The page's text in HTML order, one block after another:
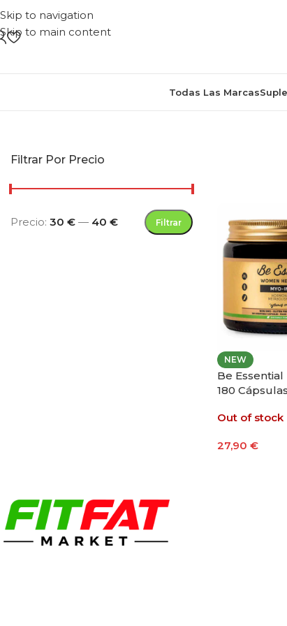
Skip to navigation
Skip to main content
Todas Las Marcas
Filtrar Por Precio
Filtrar
Precio: 30 € — 40 €
NEW
Be
180 Cápsulas
Out of stock
27,90 €